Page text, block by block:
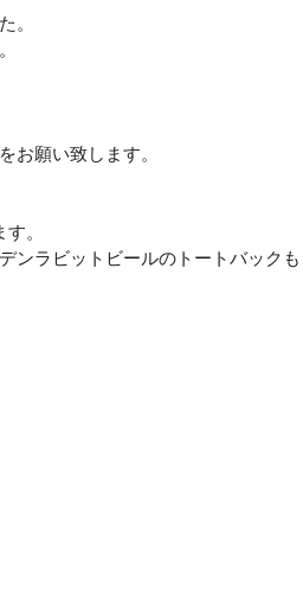
。
お願い致します。
。
ンラビットビールのトートバック